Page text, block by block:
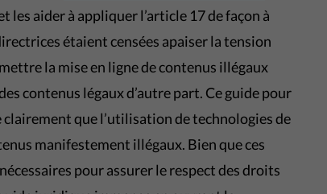
aider à appliquer l’article 17 de façon à
étaient censées apaiser la tension
la mise en ligne de contenus illégaux
contenus légaux d’autre part. Ce guide pour
que l’utilisation de technologies de
manifestement illégaux. Bien que ces
pour assurer le respect des droits